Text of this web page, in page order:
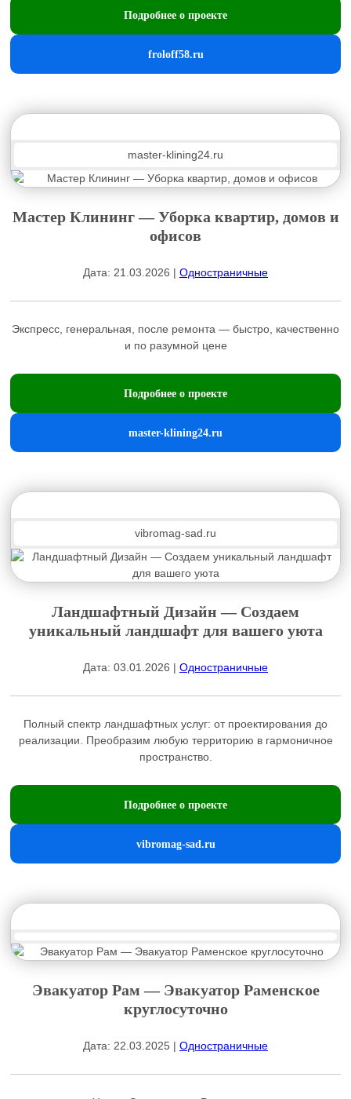
Подробнее о проекте
froloff58.ru
master-klining24.ru
Мастер Клининг — Уборка квартир, домов и
офисов
Дата: 21.03.2026 | Одностраничные
Экспресс, генеральная, после ремонта — быстро, качественно
и по разумной цене
Подробнее о проекте
master-klining24.ru
vibromag-sad.ru
Ландшафтный Дизайн — Создаем
уникальный ландшафт для вашего уюта
Дата: 03.01.2026 | Одностраничные
Полный спектр ландшафтных услуг: от проектирования до
реализации. Преобразим любую территорию в гармоничное
пространство.
Подробнее о проекте
vibromag-sad.ru
Эвакуатор Рам — Эвакуатор Раменское
круглосуточно
Дата: 22.03.2025 | Одностраничные